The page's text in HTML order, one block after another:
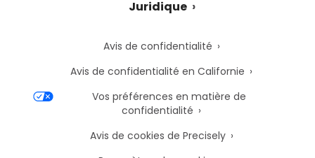
Juridique
Avis de confidentialité
Avis de confidentialité en Californie
Vos préférences en matière de
confidentialité
Avis de cookies de Precisely